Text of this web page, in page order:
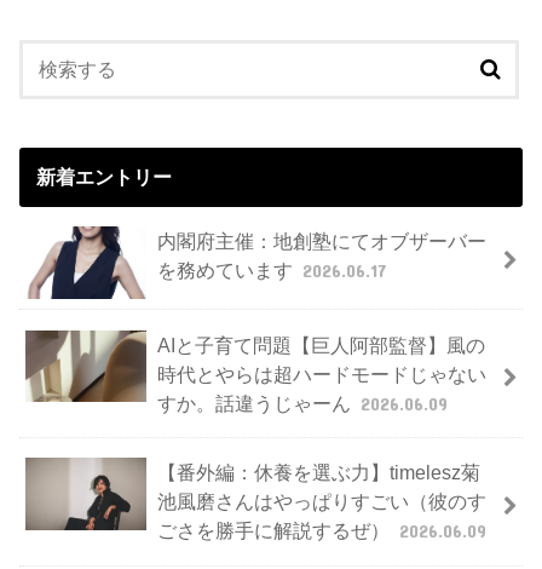
新着エントリー
内閣府主催：地創塾にてオブザーバー
を務めています 2026.06.17
AIと子育て問題【巨人阿部監督】風の
時代とやらは超ハードモードじゃない
すか。話違うじゃーん
2026.06.09
【番外編：休養を選ぶ力】timelesz菊
池風磨さんはやっぱりすごい（彼のす
ごさを勝手に解説するぜ）
2026.06.09